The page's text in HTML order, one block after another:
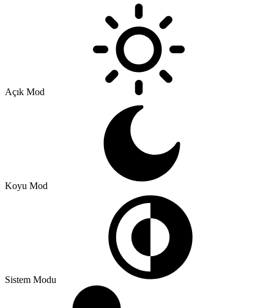
Açık Mod
Koyu Mod
Sistem Modu